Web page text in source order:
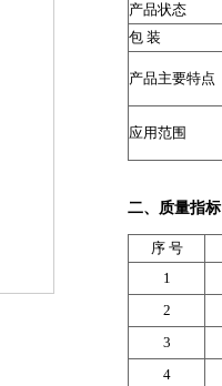
产品状态
包 装
产品主要特点
应用范围
二、质量指标
序 号
1
2
3
4